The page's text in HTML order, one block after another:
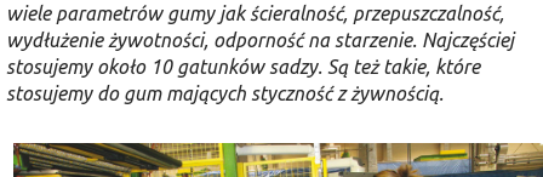
wiele parametrów gumy jak ścieralność, przepuszczal­ność,
wydłużenie żywotności, odporność na starzenie. Najczęściej
stosujemy oko­ło 10 gatunków sadzy. Są też takie, które
stosujemy do gum mających styczność z żywnością.